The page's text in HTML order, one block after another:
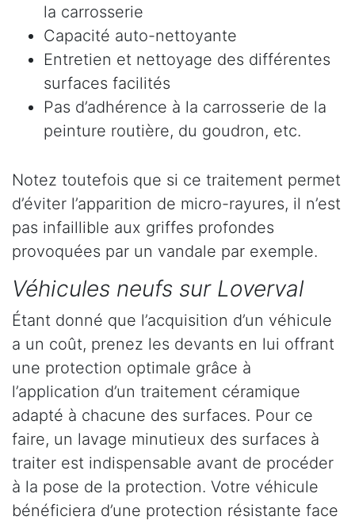
la carrosserie
Capacité auto-nettoyante
Entretien et nettoyage des différentes
surfaces facilités
Pas d’adhérence à la carrosserie de la
peinture routière, du goudron, etc.
Notez toutefois que si ce traitement permet
d’éviter l’apparition de micro-rayures, il n’est
pas infaillible aux griffes profondes
provoquées par un vandale par exemple.
Véhicules neufs sur Loverval
Étant donné que l’acquisition d’un véhicule
a un coût, prenez les devants en lui offrant
une protection optimale grâce à
l’application d’un traitement céramique
adapté à chacune des surfaces. Pour ce
faire, un lavage minutieux des surfaces à
traiter est indispensable avant de procéder
à la pose de la protection. Votre véhicule
bénéficiera d’une protection résistante face